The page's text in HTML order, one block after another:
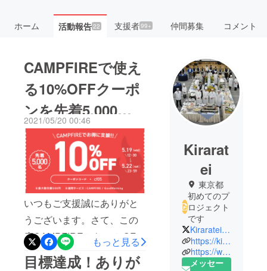
ホーム 活動報告22 支援者99+ 仲間募集 コメント
CAMPFIREで使え
る10%OFFクーポ
ンを先着5,000名
様にプレゼント！
2021/05/20 00:46
いつもご支援誠にありがと
うございます。さて、この
度CAMPFIREから10％OFF
クーポンが先着5000名様に
もっと見る
目標達成！ありが
Kirarat
ei
東京都
初めてのプ
ロジェクト
です
Kiraratei2525
https://kiraratei.co.jp/
https://www.kiraratei.jp/
メッセー